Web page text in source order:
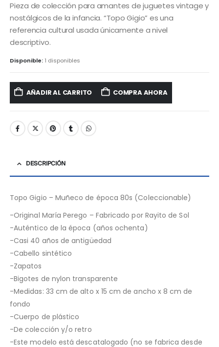
Pieza de colección para amantes de juguetes vintage y
nostálgicos de la infancia. “Topo Gigio” es una
referencia cultural usada únicamente a nivel
descriptivo.
Disponible: 1 disponibles
AÑADIR AL CARRITO COMPRA AHORA
DESCRIPCIÓN
Topo Gigio – Muñeco de época 80s (Coleccionable)
-Original María Perego – Fabricado por Rayito de Sol
-Auténtico de la época (años ochenta)
-Casi 40 años de antigüedad
-Cabello sintético
-Zapatos
-Bigotes de nylon transparente
-Medidas: 33 cm de alto x 15 cm de ancho x 8 cm de
fondo
-Cuerpo de plástico
-De colección y/o retro
-Este modelo está descatalogado (no se fabrica desde